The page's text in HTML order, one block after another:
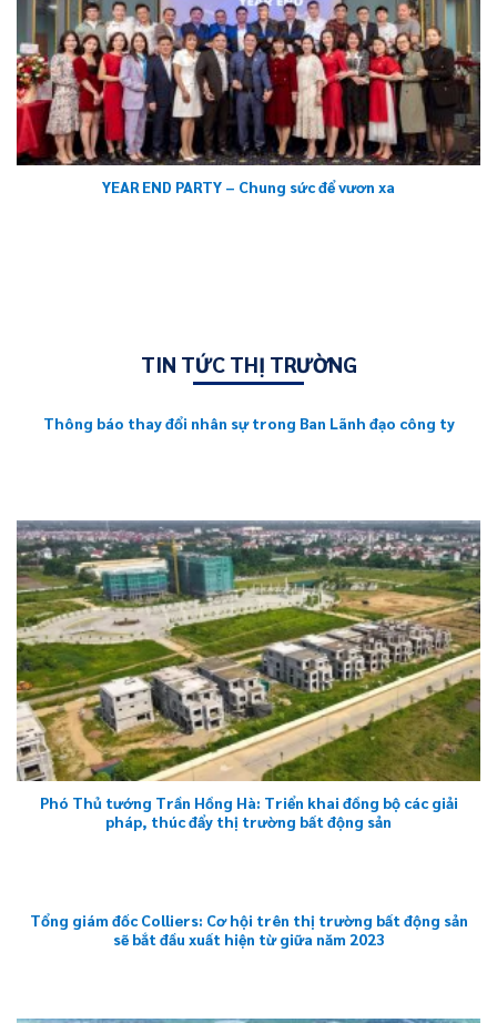
YEAR END PARTY – Chung sức để vươn xa
TIN TỨC THỊ TRƯỜNG
Thông báo thay đổi nhân sự trong Ban Lãnh đạo công ty
Phó Thủ tướng Trần Hồng Hà: Triển khai đồng bộ các giải
pháp, thúc đẩy thị trường bất động sản
Tổng giám đốc Colliers: Cơ hội trên thị trường bất động sản
sẽ bắt đầu xuất hiện từ giữa năm 2023